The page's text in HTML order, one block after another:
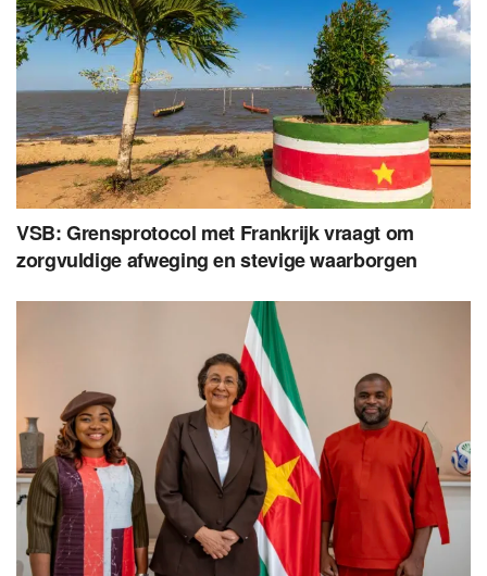
VSB: Grensprotocol met Frankrijk vraagt om
zorgvuldige afweging en stevige waarborgen